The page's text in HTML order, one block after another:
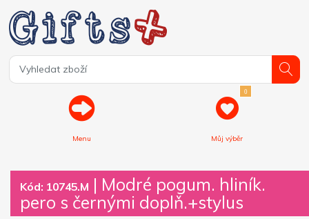
Menu
0
Můj výběr
Kód: 10745.M | Modré pogum. hliník.
pero s černými doplň.+stylus